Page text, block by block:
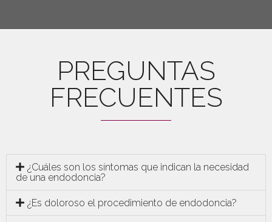
PREGUNTAS
FRECUENTES
¿Cuáles son los síntomas que indican la necesidad
de una endodoncia?
¿Es doloroso el procedimiento de endodoncia?